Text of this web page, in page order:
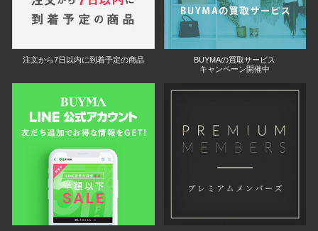
注文から7日以内に到着予定の商品
BUYMAの買取サービス
キャンペーン開催中